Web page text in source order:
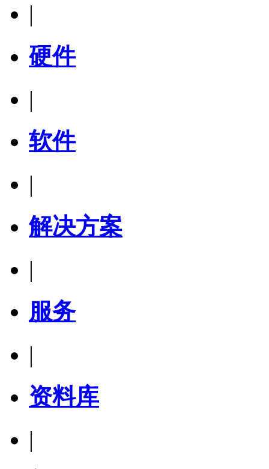
|
硬件
|
软件
|
解决方案
|
服务
|
资料库
|